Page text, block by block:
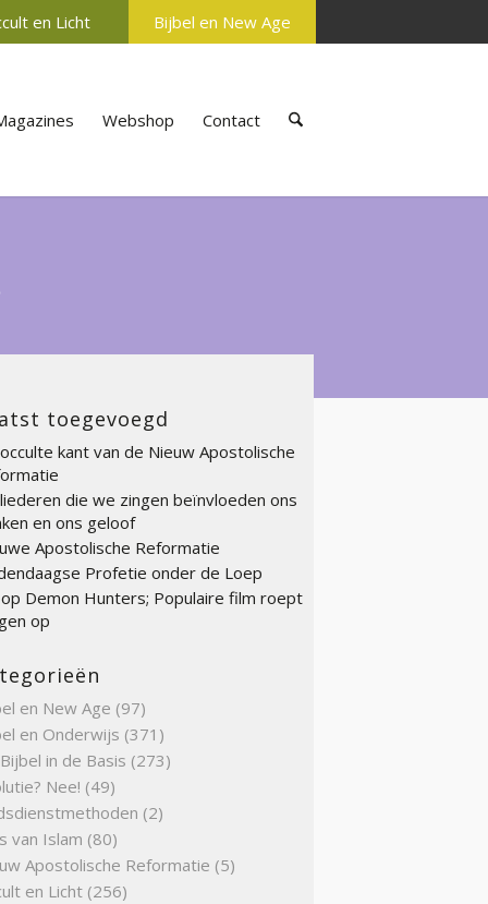
en Licht Bijbel en New Age
Webshop Contact
toegevoegd
kant van de Nieuw Apostolische
die we zingen beïnvloeden ons
en ons geloof
Apostolische Reformatie
Profetie onder de Loep
Demon Hunters; Populaire film roept
op
en New Age (97)
en Onderwijs (371)
in de Basis (273)
Nee! (49)
(2)
van Islam (80)
Apostolische Reformatie (5)
en Licht (256)